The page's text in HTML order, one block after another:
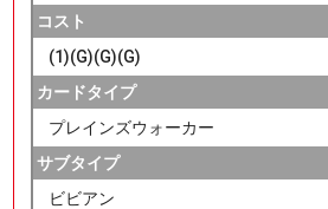
コスト
(1)(G)(G)(G)
カードタイプ
プレインズウォーカー
サブタイプ
ビビアン